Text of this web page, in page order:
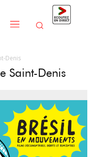
Denis
Saint-Denis